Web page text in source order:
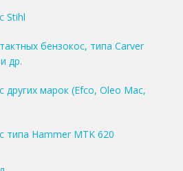
Stihl
бензокос, типа Carver
др.
других марок (Efco, Oleo Mac,
типа Hammer MTK 620